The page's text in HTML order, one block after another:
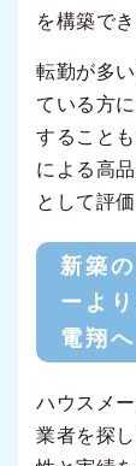
を構築でき
転勤が多
ている方
すること
による高
として評
新築
ーよ
電翔へ
ハウスメ
業者を探